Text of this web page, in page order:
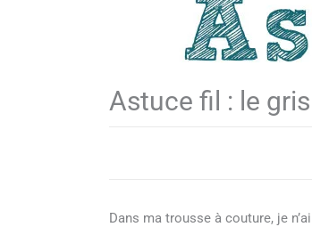
Astuce fil : le
Dans ma trousse à couture, je